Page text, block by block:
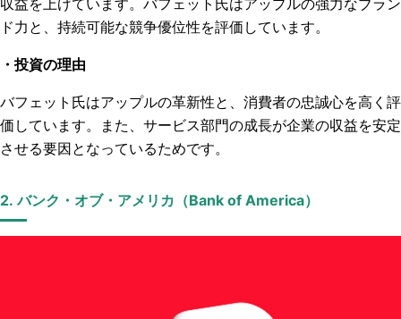
収益を上げています。バフェット氏はアップルの強力なブラン
ド力と、持続可能な競争優位性を評価しています。
・投資の理由
バフェット氏はアップルの革新性と、消費者の忠誠心を高く評
価しています。また、サービス部門の成長が企業の収益を安定
させる要因となっているためです。
2.バンク・オブ・アメリカ（Bank of America）